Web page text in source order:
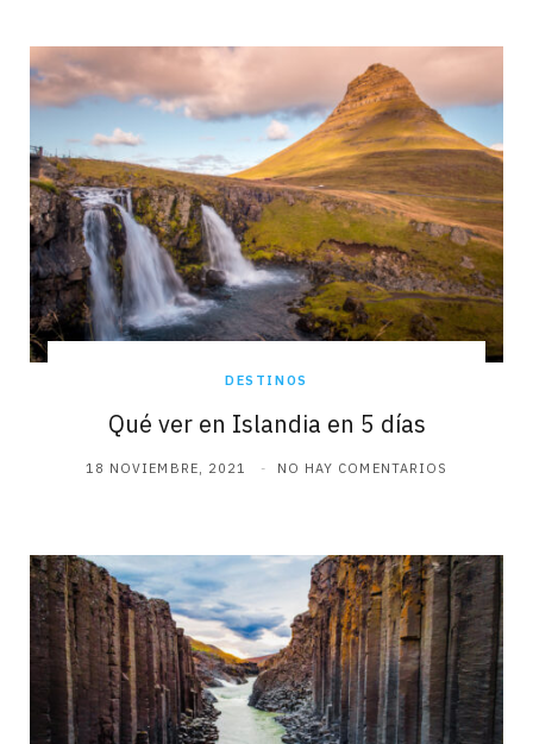
DESTINOS
Qué ver en Islandia en 5 días
18 NOVIEMBRE, 2021 NO HAY COMENTARIOS